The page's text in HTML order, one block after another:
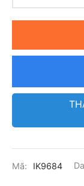
Mã: IK9684